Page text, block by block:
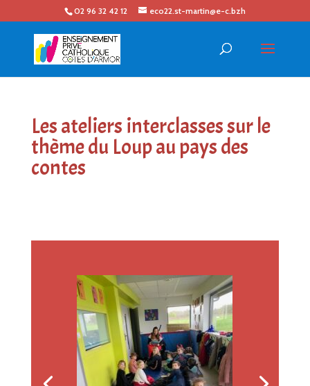
02 96 32 42 12 eco22.st-martin@e-c.bzh
Les ateliers interclasses sur le
thème du Loup au pays des
contes